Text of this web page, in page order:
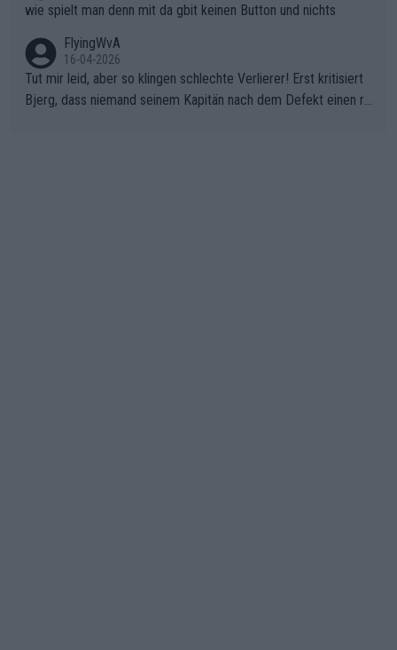
wie spielt man denn mit da gbit keinen Button und nichts
FlyingWvA
16-04-2026
Tut mir leid, aber so klingen schlechte Verlierer! Erst kritisiert
Bjerg, dass niemand seinem Kapitän nach dem Defekt einen ro